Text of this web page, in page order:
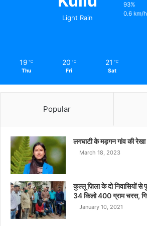
Light Rain
93%
0.6 km/h
19 ℃
Thu
20 ℃
Fri
21 ℃
Sat
Popular
लगघाटी के मड़गन गांव की
March 18, 2023
कुल्लू ज़िला के दो निवासियों
34 किलो 400 ग्राम चरस,
January 10, 2021